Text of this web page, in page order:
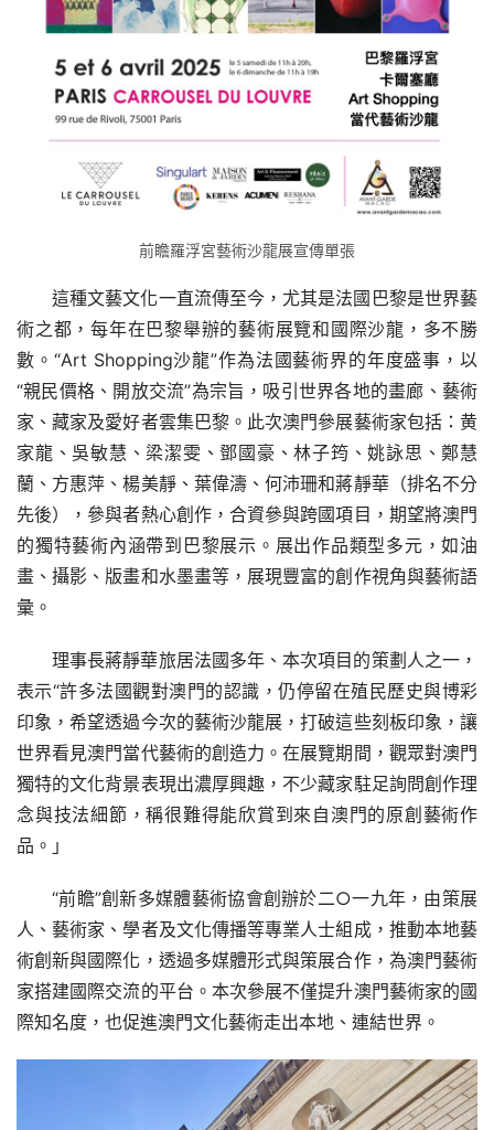
前瞻羅浮宮藝術沙龍展宣傳單張
這種文藝文化一直流傳至今，尤其是法國巴黎是世界藝
術之都，每年在巴黎舉辦的藝術展覽和國際沙龍，多不勝
數。“Art Shopping沙龍”作為法國藝術界的年度盛事，以
“親民價格、開放交流”為宗旨，吸引世界各地的畫廊、藝術
家、藏家及愛好者雲集巴黎。此次澳門參展藝術家包括：黄
家龍、吳敏慧、梁潔雯、鄧國豪、林子筠、姚詠思、鄭慧
蘭、方惠萍、楊美靜、葉偉濤、何沛珊和蔣靜華（排名不分
先後），參與者熱心創作，合資參與跨國項目，期望將澳門
的獨特藝術內涵帶到巴黎展示。展出作品類型多元，如油
畫、攝影、版畫和水墨畫等，展現豐富的創作視角與藝術語
彙。
理事長蔣靜華旅居法國多年、本次項目的策劃人之一，
表示“許多法國觀對澳門的認識，仍停留在殖民歷史與博彩
印象，希望透過今次的藝術沙龍展，打破這些刻板印象，讓
世界看見澳門當代藝術的創造力。在展覽期間，觀眾對澳門
獨特的文化背景表現出濃厚興趣，不少藏家駐足詢問創作理
念與技法細節，稱很難得能欣賞到來自澳門的原創藝術作
品。」
“前瞻”創新多媒體藝術協會創辦於二○一九年，由策展
人、藝術家、學者及文化傳播等專業人士組成，推動本地藝
術創新與國際化，透過多媒體形式與策展合作，為澳門藝術
家搭建國際交流的平台。本次參展不僅提升澳門藝術家的國
際知名度，也促進澳門文化藝術走出本地、連結世界。